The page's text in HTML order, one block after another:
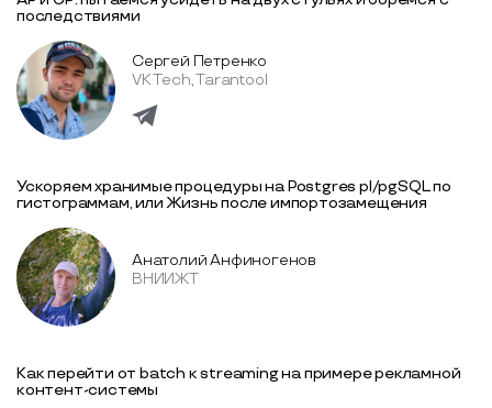
последствиями
Сергей Петренко
VK Tech, Tarantool
Ускоряем хранимые процедуры на Postgres pl/pgSQL по
гистограммам, или Жизнь после импортозамещения
Анатолий Анфиногенов
ВНИИЖТ
Как перейти от batch к streaming на примере рекламной
контент-системы